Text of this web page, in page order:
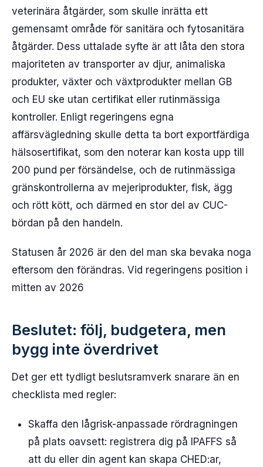
veterinära åtgärder, som skulle inrätta ett
gemensamt område för sanitära och fytosanitära
åtgärder. Dess uttalade syfte är att låta den stora
majoriteten av transporter av djur, animaliska
produkter, växter och växtprodukter mellan GB
och EU ske utan certifikat eller rutinmässiga
kontroller. Enligt regeringens egna
affärsvägledning skulle detta ta bort exportfärdiga
hälsosertifikat, som den noterar kan kosta upp till
200 pund per försändelse, och de rutinmässiga
gränskontrollerna av mejeriprodukter, fisk, ägg
och rött kött, och därmed en stor del av CUC-
bördan på den handeln.
Statusen år 2026 är den del man ska bevaka noga
eftersom den förändras. Vid regeringens position i
mitten av 2026
Beslutet: följ, budgetera, men
bygg inte överdrivet
Det ger ett tydligt beslutsramverk snarare än en
checklista med regler:
Skaffa den lågrisk-anpassade rördragningen
på plats oavsett: registrera dig på IPAFFS så
att du eller din agent kan skapa CHED:ar,